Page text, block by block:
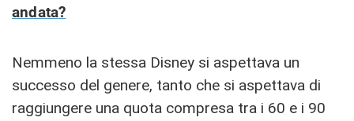
andata?
Nemmeno la stessa Disney si aspettava un
successo del genere, tanto che si aspettava di
raggiungere una quota compresa tra i 60 e i 90